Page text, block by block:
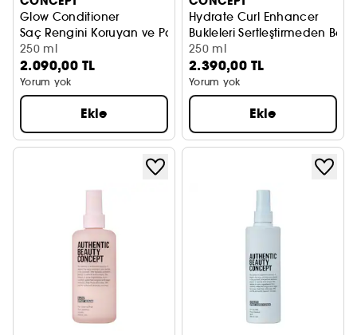
Glow Conditioner
Saç Rengini Koruyan ve Parlaklık Veren Saç Bakım Kremi
250 ml
2.090,00 TL
Yorum yok
Ekle
Hydrate Curl Enhancer
Bukleleri Sertleştirmeden
250 ml
2.390,00 TL
Yorum yok
Ekle